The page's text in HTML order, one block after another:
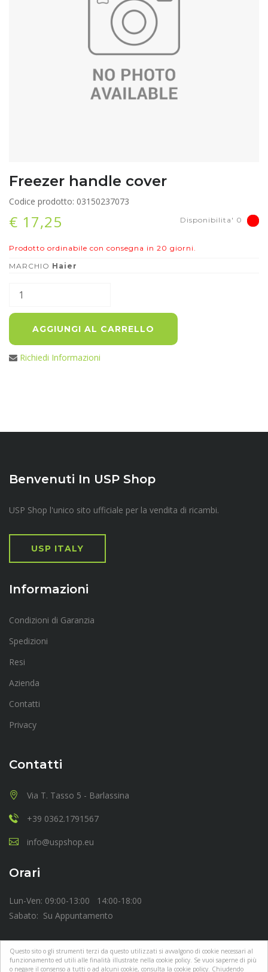
Questo sito o gli strumenti terzi da questo utilizzati si avvalgono di cookie necessari al
funzionamento ed utili alle finalità illustrate nella cookie policy. Se vuoi saperne di più
o negare il consenso a tutti o ad alcuni cookie, consulta la cookie policy. Chiudendo
Freezer handle cover
Codice prodotto: 03150237073
€ 17,25 Disponibilita' 0
Prodotto ordinabile con consegna in 20 giorni.
MARCHIO Haier
AGGIUNGI AL CARRELLO
Richiedi Informazioni
Benvenuti In USP Shop
USP Shop l'unico sito ufficiale per la vendita di ricambi.
USP ITALY
Informazioni
Condizioni di Garanzia
Spedizioni
Resi
Azienda
Contatti
Privacy
Contatti
Via T. Tasso 5 - Barlassina
+39 0362.1791567
info@uspshop.eu
Orari
Lun-Ven: 09:00-13:00 14:00-18:00
Sabato: Su Appuntamento